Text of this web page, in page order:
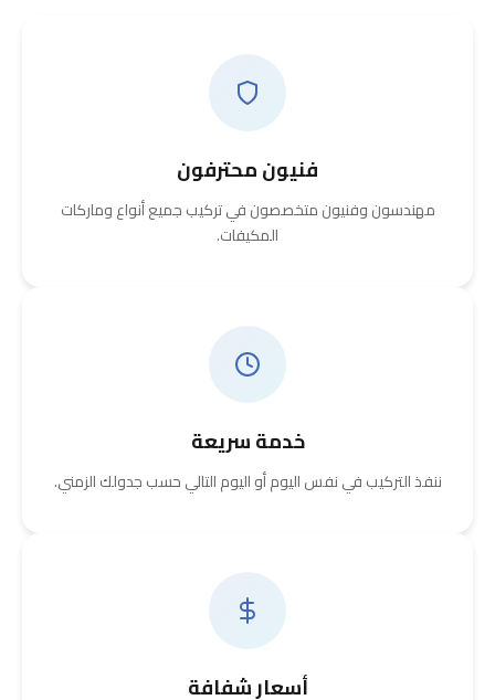
فنيون محترفون
مهندسون وفنيون متخصصون في تركيب جميع أنواع وماركات
المكيفات.
خدمة سريعة
ننفذ التركيب في نفس اليوم أو اليوم التالي حسب جدولك الزمني.
أسعار شفافة